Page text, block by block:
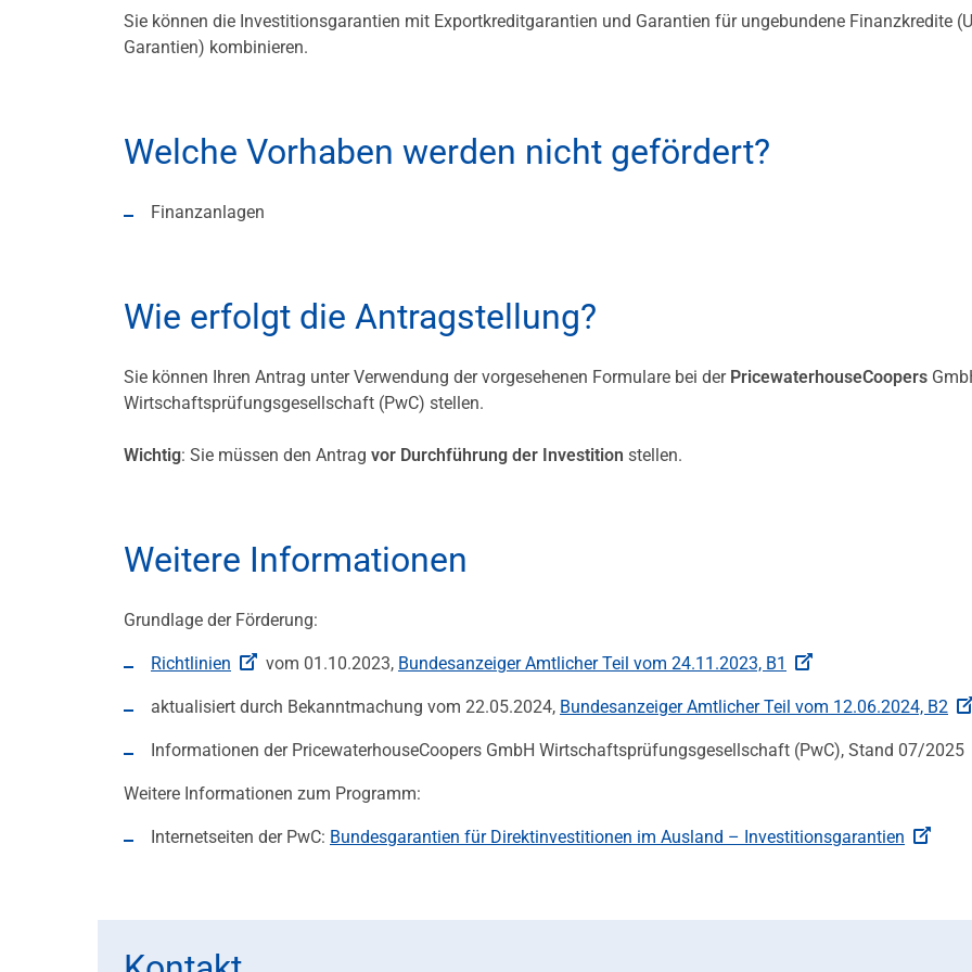
Sie können die Investitionsgarantien mit Exportkreditgarantien und Garantien für ungebundene Finanzkredite
Garantien) kombinieren.
Welche Vorhaben werden nicht gefördert?
Finanzanlagen
Wie erfolgt die Antragstellung?
Sie können Ihren Antrag unter Verwendung der vorgesehenen Formulare bei der PricewaterhouseCoopers
Wirtschaftsprüfungsgesellschaft (PwC) stellen.
Wichtig: Sie müssen den Antrag vor Durchführung der Investition stellen.
Weitere Informationen
Grundlage der Förderung:
Richtlinien vom 01.10.2023, Bundesanzeiger Amtlicher Teil vom 24.11.2023, B1
aktualisiert durch Bekanntmachung vom 22.05.2024, Bundesanzeiger Amtlicher Teil vom 12.06.2024, B2
Informationen der PricewaterhouseCoopers GmbH Wirtschaftsprüfungsgesellschaft (PwC), Stand 07/2025
Weitere Informationen zum Programm:
Internetseiten der PwC: Bundesgarantien für Direktinvestitionen im Ausland – Investitionsgarantien